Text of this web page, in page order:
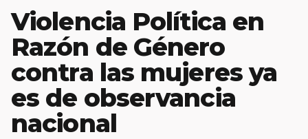
Violencia Política en
Razón de Género
contra las mujeres ya
es de observancia
nacional